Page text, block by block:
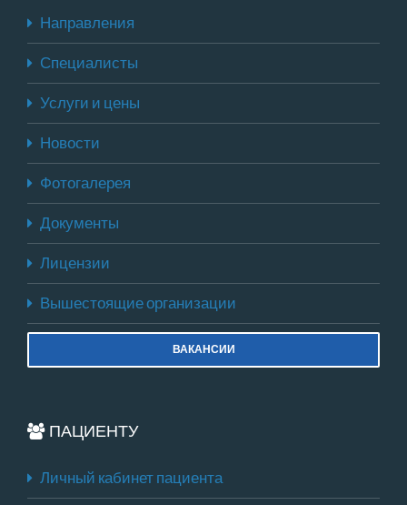
Направления
Специалисты
Услуги и цены
Новости
Фотогалерея
Документы
Лицензии
Вышестоящие организации
ВАКАНСИИ
ПАЦИЕНТУ
Личный кабинет пациента